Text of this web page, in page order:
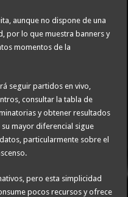
aunque no dispone de una
por lo que muestra banners y
momentos de la
seguir partidos en vivo,
consultar la tabla de
y obtener resultados
mayor diferencial sigue
particularmente sobre el
pero esta simplicidad
pocos recursos y ofrece